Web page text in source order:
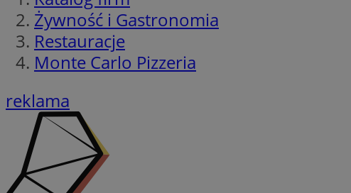
Żywność i Gastronomia
Restauracje
Monte Carlo Pizzeria
reklama